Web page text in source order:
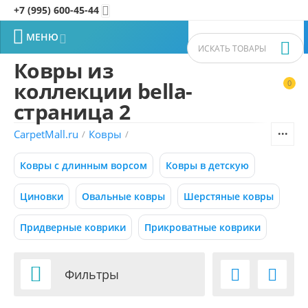
+7 (995) 600-45-44 
0


 МЕНЮ
Фильтры товаров
Цена
Р –
8000 180000
Размер (м)
Ковры из
коллекции bella-
страница 2
CarpetMall.ru / Ковры /
Ковры с длинным ворсом Ковры в детскую
Циновки Овальные ковры Шерстяные ковры
Придверные коврики Прикроватные коврики
 Фильтры  